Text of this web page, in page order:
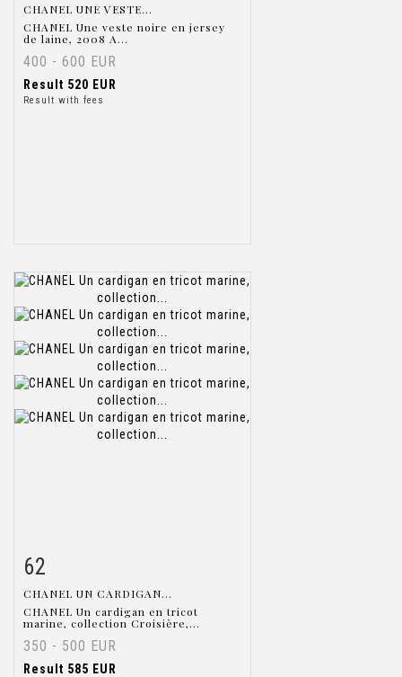
CHANEL UNE VESTE...
CHANEL Une veste noire en jersey
de laine, 2008 A...
400 - 600 EUR
Result 520 EUR
Result with fees
62
CHANEL UN CARDIGAN...
CHANEL Un cardigan en tricot
marine, collection Croisière,...
350 - 500 EUR
Result 585 EUR